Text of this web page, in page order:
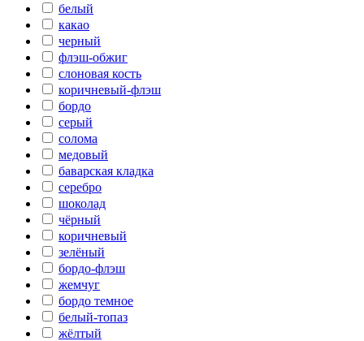
белый
какао
черный
флэш-обжиг
слоновая кость
коричневый-флэш
бордо
серый
солома
медовый
баварская кладка
серебро
шоколад
чёрный
коричневый
зелёный
бордо-флэш
жемчуг
бордо темное
белый-топаз
жёлтый